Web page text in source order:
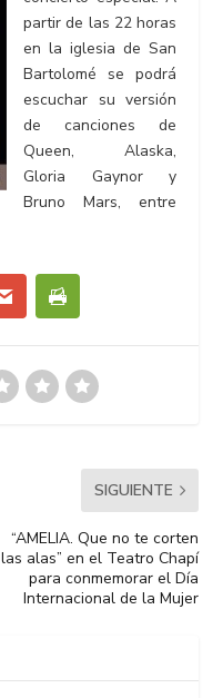
partir de las 22 horas
en la iglesia de San
Bartolomé se podrá
escuchar su versión
de canciones de
Queen, Alaska,
Gloria Gaynor y
Bruno Mars, entre
SIGUIENTE
“AMELIA. Que no te corten
las alas” en el Teatro Chapí
para conmemorar el Día
Internacional de la Mujer